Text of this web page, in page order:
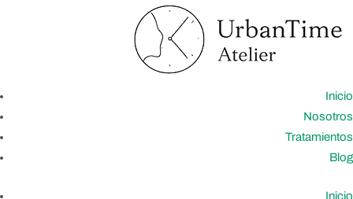
Inicio
Nosotros
Tratamientos
Blog
Inicio